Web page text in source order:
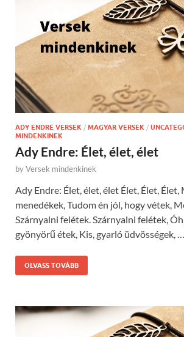
ADY ENDRE VERSEK / MAGYAR VERSEK /
MINDENKINEK
Ady Endre: Élet, élet, élet
byVersek mindenkinek
Ady Endre: Élet, élet, élet Élet, Élet,
menedékek, Tudom én jól, hogy vétek,
Szárnyalni felétek. Szárnyalni felétek,
gyönyörű étek, Kis, gyarló üdvösségek, …
OLVASS TOVÁBB